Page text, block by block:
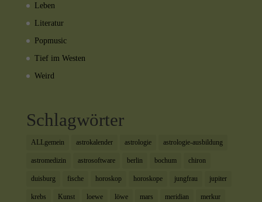
Leben
Literatur
Popmusic
Tief im Westen
Weird
Schlagwörter
ALLgemein astrokalender astrologie astrologie-ausbildung
astromedizin astrosoftware berlin bochum chiron
duisburg fische horoskop horoskope jungfrau jupiter
krebs Kunst loewe löwe mars meridian merkur